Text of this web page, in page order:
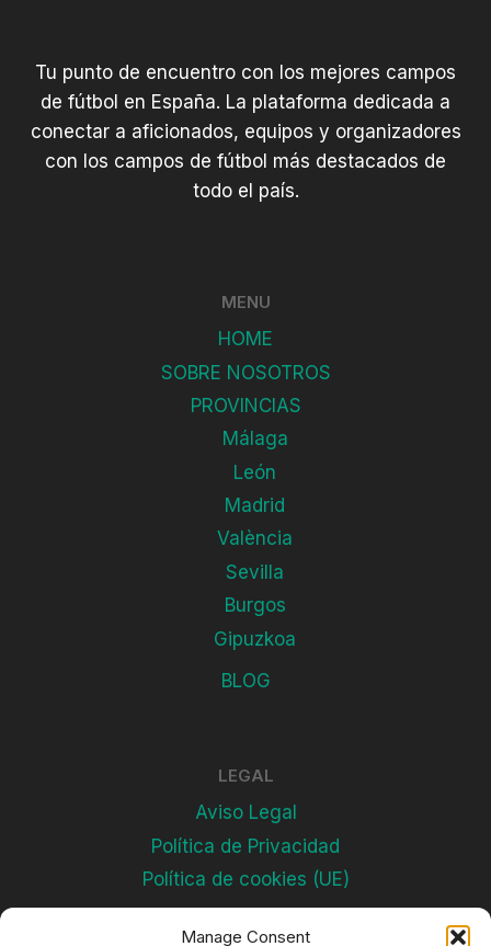
Manage Consent
Tu punto de encuentro con los mejores campos
de fútbol en España. La plataforma dedicada a
conectar a aficionados, equipos y organizadores
con los campos de fútbol más destacados de
todo el país.
MENU
HOME
SOBRE NOSOTROS
PROVINCIAS
Málaga
León
Madrid
València
Sevilla
Burgos
Gipuzkoa
BLOG
LEGAL
Aviso Legal
Política de Privacidad
Política de cookies (UE)